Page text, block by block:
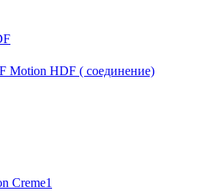
HDF ( соединение)